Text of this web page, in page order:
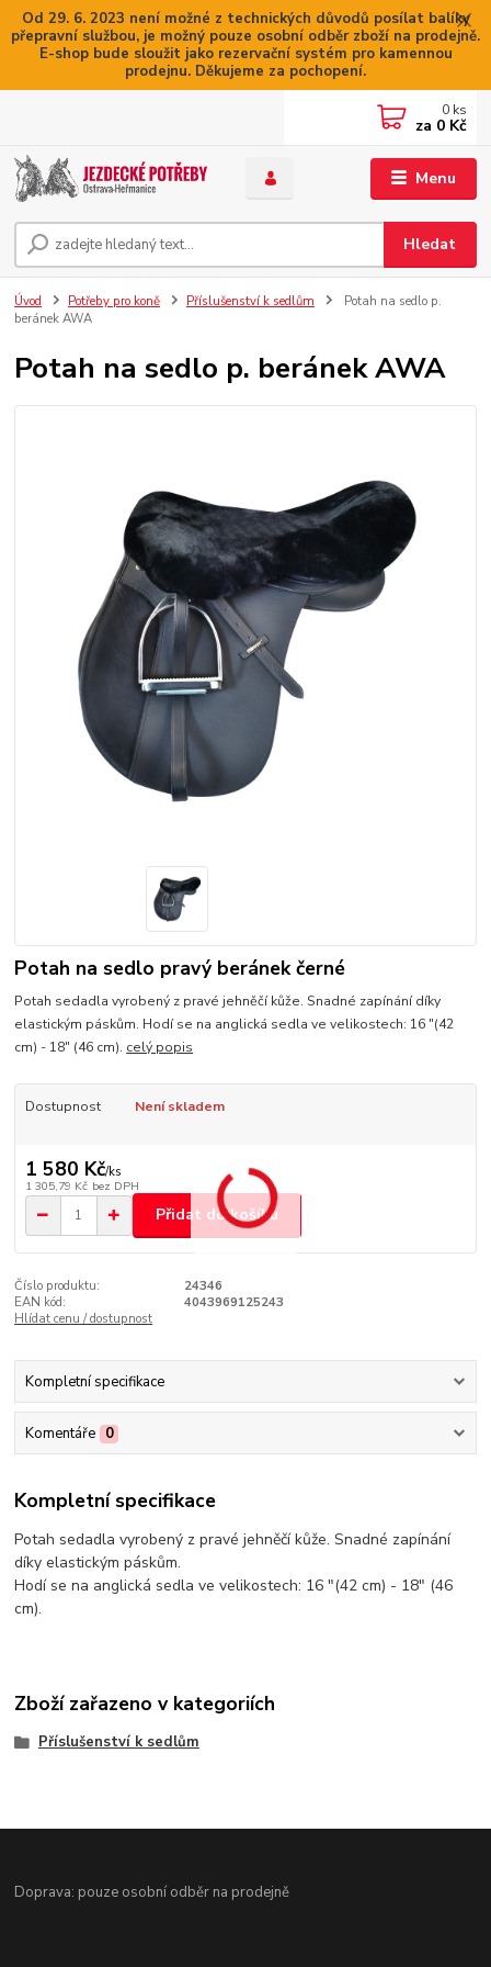
Od 29. 6. 2023 není možné z technických důvodů posílat balíky
přepravní službou, je možný pouze osobní odběr zboží na prodejně.
E-shop bude sloužit jako rezervační systém pro kamennou
prodejnu. Děkujeme za pochopení.
Menu
Hledat
0 ks
za 0 Kč
Úvod Potřeby pro koně Příslušenství k sedlům
Potah na sedlo p.
beránek AWA
Potah na sedlo p. beránek AWA
Potah na sedlo pravý beránek černé
Potah sedadla vyrobený z pravé jehněčí kůže. Snadné zapínání díky
elastickým páskům. Hodí se na anglická sedla ve velikostech: 16 "(42
cm) - 18" (46 cm). celý popis
Dostupnost Není skladem
1 580 Kč/ks
1 305,79 Kč bez DPH
Přidat do košíku
Číslo produktu:
24346
EAN kód:
4043969125243
Hlídat cenu / dostupnost
Kompletní specifikace
Komentáře 0
Kompletní specifikace
Potah sedadla vyrobený z pravé jehněčí kůže. Snadné zapínání
díky elastickým páskům.
Hodí se na anglická sedla ve velikostech: 16 "(42 cm) - 18" (46
cm).
Zboží zařazeno v kategoriích
Příslušenství k sedlům
Doprava: pouze osobní odběr na prodejně